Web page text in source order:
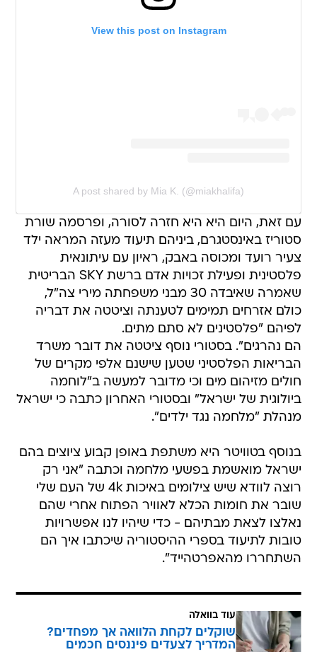
View this post on Instagram
A post shared by Mia K. (@miakhalifa)
עם זאת, היום היא היא חזרה לסורה, ופרסמה שורת
סטוריז באינסטגרם, ביניהם תיעוד מעזה המראה ילד
צעיר רועד ומכוסה באבק, ראיון עם עיתונאית
פלסטינית ופעילת זכויות אדם ברשת SKY הבריטית
שאמרה שאיבדה 30 מבני משפחתה מירי צה"ל,
כולם אזרחים תמימים לטענתה וציטטה את דבריה
לפיהם "פלסטינים לא סתם מתים.
הם נהרגים". בסטורי נוסף ציטטה את דובר משרד
הבריאות הפלסטיני שטען שישנם אלפי מקרים של
חולים מזיהום מים וכי מדובר למעשה ב"לוחמה
ביולוגית של ישראל" ובסטורי האחרון כתבה כי ישראל
מנהלת "מלחמה נגד ילדים".
בנוסף בטוויטר היא משתפת באופן קבוע ציוצים בהם
ישראל מואשמת בפשעי מלחמה וכתבה "אני רק
רוצה לוודא שיש צילומים באיכות 4k של העם שלי
שובר את חומות הכלא לאוויר הפתוח אחרי שהם
נאלצו לצאת מבתיהם - כדי שיהיו לנו אפשרויות
טובות לתיעוד בספרי ההיסטוריה שיכתבו איך הם
השתחררו מהאפרטהייד".
עוד בוואלה
שוקלים לקחת הלוואה אך מפחדים?
המדריך לצעדים פיננסים חכמים